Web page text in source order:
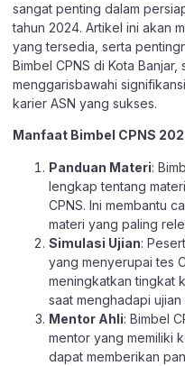
sangat penting dalam
tahun 2024. Artikel ini akan
yang tersedia, serta
Bimbel CPNS di Kota
menggarisbawahi
karier ASN yang sukses.
Manfaat Bimbel CPNS
Panduan Materi:
lengkap tentang
CPNS. Ini membantu
materi yang paling
Simulasi Ujian:
yang menyerupai tes
meningkatkan tingkat
saat menghadapi
Mentor Ahli: Bimbel
mentor yang memiliki
dapat memberikan